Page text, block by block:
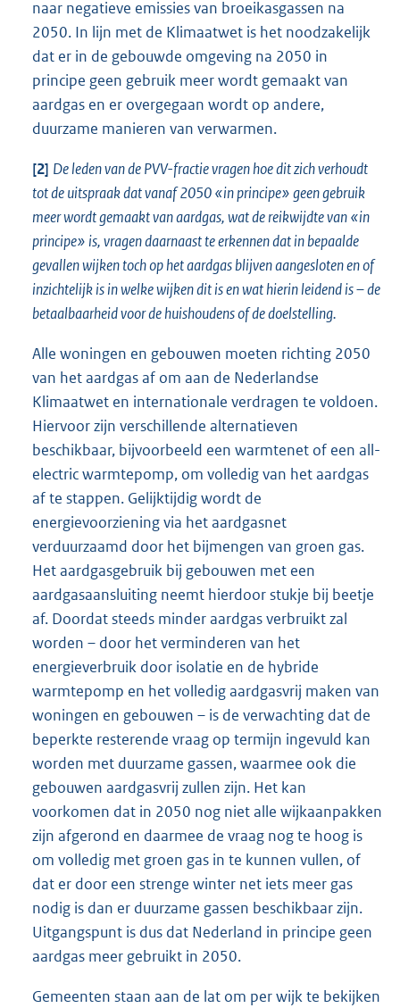
naar negatieve emissies van broeikasgassen na
2050. In lijn met de Klimaatwet is het noodzakelijk
dat er in de gebouwde omgeving na 2050 in
principe geen gebruik meer wordt gemaakt van
aardgas en er overgegaan wordt op andere,
duurzame manieren van verwarmen.
[2] De leden van de PVV-fractie vragen hoe dit zich verhoudt
tot de uitspraak dat vanaf 2050 «in principe» geen gebruik
meer wordt gemaakt van aardgas, wat de reikwijdte van «in
principe» is, vragen daarnaast te erkennen dat in bepaalde
gevallen wijken toch op het aardgas blijven aangesloten en of
inzichtelijk is in welke wijken dit is en wat hierin leidend is – de
betaalbaarheid voor de huishoudens of de doelstelling.
Alle woningen en gebouwen moeten richting 2050
van het aardgas af om aan de Nederlandse
Klimaatwet en internationale verdragen te voldoen.
Hiervoor zijn verschillende alternatieven
beschikbaar, bijvoorbeeld een warmtenet of een all-
electric warmtepomp, om volledig van het aardgas
af te stappen. Gelijktijdig wordt de
energievoorziening via het aardgasnet
verduurzaamd door het bijmengen van groen gas.
Het aardgasgebruik bij gebouwen met een
aardgasaansluiting neemt hierdoor stukje bij beetje
af. Doordat steeds minder aardgas verbruikt zal
worden – door het verminderen van het
energieverbruik door isolatie en de hybride
warmtepomp en het volledig aardgasvrij maken van
woningen en gebouwen – is de verwachting dat de
beperkte resterende vraag op termijn ingevuld kan
worden met duurzame gassen, waarmee ook die
gebouwen aardgasvrij zullen zijn. Het kan
voorkomen dat in 2050 nog niet alle wijkaanpakken
zijn afgerond en daarmee de vraag nog te hoog is
om volledig met groen gas in te kunnen vullen, of
dat er door een strenge winter net iets meer gas
nodig is dan er duurzame gassen beschikbaar zijn.
Uitgangspunt is dus dat Nederland in principe geen
aardgas meer gebruikt in 2050.
Gemeenten staan aan de lat om per wijk te bekijken